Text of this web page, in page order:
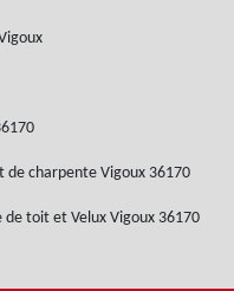
charpente Vigoux 36170
toit et Velux Vigoux 36170